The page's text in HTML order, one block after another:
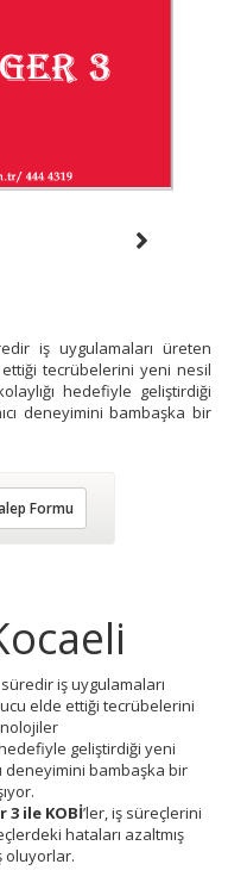
iş uygulamaları üreten
tecrübelerini yeni nesil
hedefiyle geliştirdiği
deneyimini bambaşka bir
Formu
süredir iş uygulamaları
elde ettiği tecrübelerini
geliştirdiği yeni
deneyimini bambaşka bir
3 ile KOBİ’ler, iş süreçlerini
hataları azaltmış
oluyorlar.